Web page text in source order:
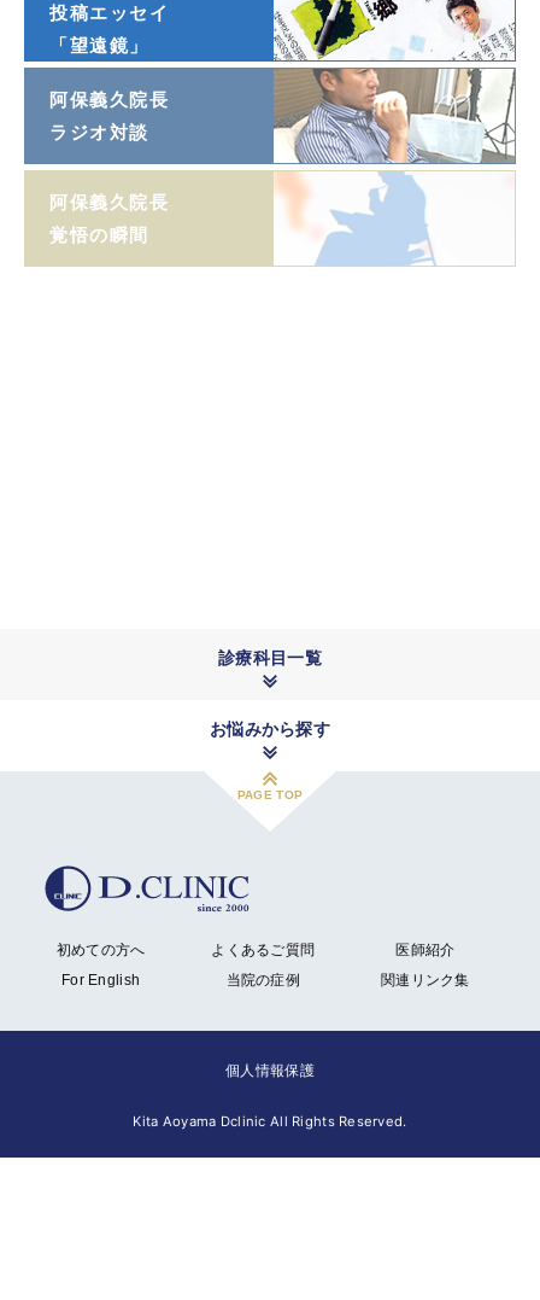
投稿エッセイ
「望遠鏡」
阿保義久院長
ラジオ対談
阿保義久院長
覚悟の瞬間
診療科目一覧
お悩みから探す
PAGE TOP
初めての方へ よくあるご質問
医師紹介
For English
当院の症例 関連リンク集
個人情報保護
Kita Aoyama Dclinic All Rights Reserved.